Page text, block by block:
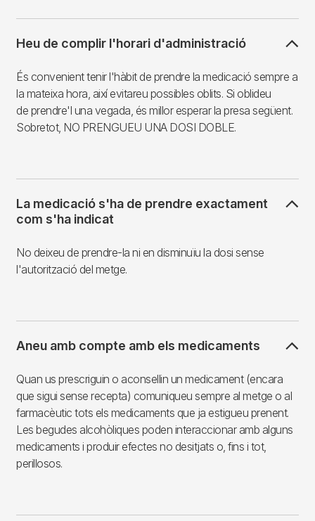
Heu de complir l'horari d'administració
És convenient tenir l'hàbit de prendre la medicació sempre a
la mateixa hora, així evitareu possibles oblits. Si oblideu
de prendre'l una vegada, és millor esperar la presa següent.
Sobretot, NO PRENGUEU UNA DOSI DOBLE.
La medicació s'ha de prendre exactament
com s'ha indicat
No deixeu de prendre-la ni en disminuïu la dosi sense
l'autorització del metge.
Aneu amb compte amb els medicaments
Quan us prescriguin o aconsellin un medicament (encara
que sigui sense recepta) comuniqueu sempre al metge o al
farmacèutic tots els medicaments que ja estigueu prenent.
Les begudes alcohòliques poden interaccionar amb alguns
medicaments i produir efectes no desitjats o, fins i tot,
perillosos.